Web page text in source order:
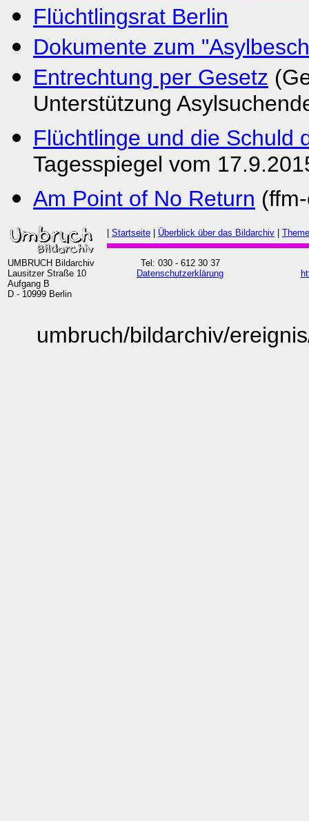
Flüchtlingsrat Berlin
Dokumente zum
Entrechtung per Gesetz
Unterstützung
Flüchtlinge und die Schuld
Tagesspiegel vom
Am Point of No Return
Startseite Überblick über das Bildarchiv
UMBRUCH Bildarchiv
Lausitzer Straße 10
Aufgang B
D - 10999 Berlin
Tel: 030 - 612 30 37
Datenschutzerklärung
umbruch/bildarchiv/